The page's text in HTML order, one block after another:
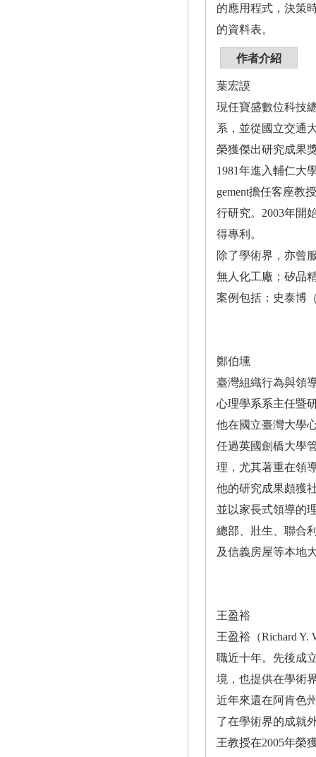
的應用程式，決策
的資料表。
作者介紹
葉宏謨
現任寶盛數位科技
系，並從國立交通
榮獲傑出研究成果
1981年進入輔仁大
gement擔任客座教
行研究。2003年開
得專利。
除了學術界，亦曾
無人化工廠；矽品
案例包括：史泰博
鄭伯壎
臺灣組織行為與領
心理學系系主任暨
他在國立臺灣大學
任過英國劍橋大學
理，尤其著重在領
他的研究成果頗獲
並以家長式領導的
總部、壯生、聯合
及信義房屋等本地
王盈裕
王盈裕（Richard
職近十年。先後成
境，也提供在學術
近年來還在阿肯色
了在學術界的成就
王教授在2005年榮